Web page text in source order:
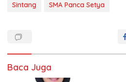
Sintang SMA Panca Setya
Baca Juga